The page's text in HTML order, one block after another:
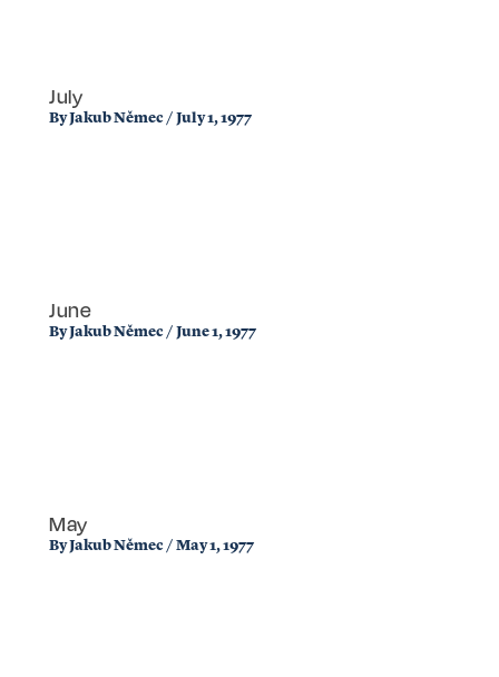
July
ByJakub Němec / July 1, 1977
June
ByJakub Němec / June 1, 1977
May
ByJakub Němec / May 1, 1977